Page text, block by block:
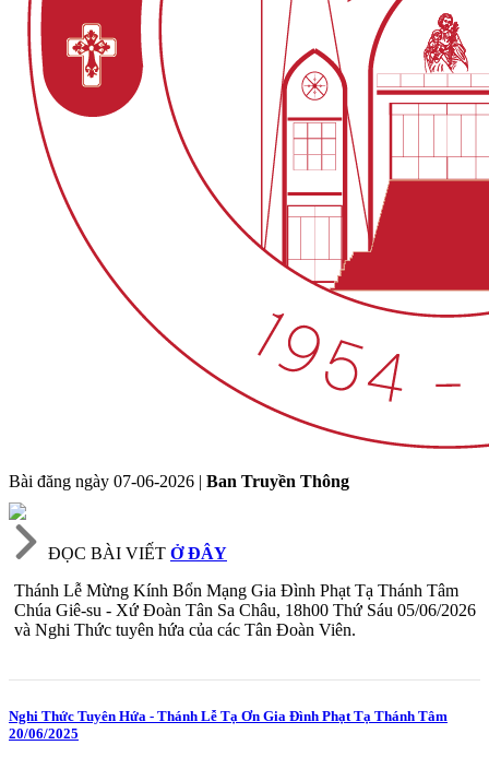
Bài đăng ngày 07-06-2026 | Ban Truyền Thông
ĐỌC BÀI VIẾT Ở ĐÂY
Thánh Lễ Mừng Kính Bổn Mạng Gia Đình Phạt Tạ Thánh Tâm
Chúa Giê-su - Xứ Đoàn Tân Sa Châu, 18h00 Thứ Sáu 05/06/2026
và Nghi Thức tuyên hứa của các Tân Đoàn Viên.
Nghi Thức Tuyên Hứa - Thánh Lễ Tạ Ơn Gia Đình Phạt Tạ Thánh Tâm
20/06/2025